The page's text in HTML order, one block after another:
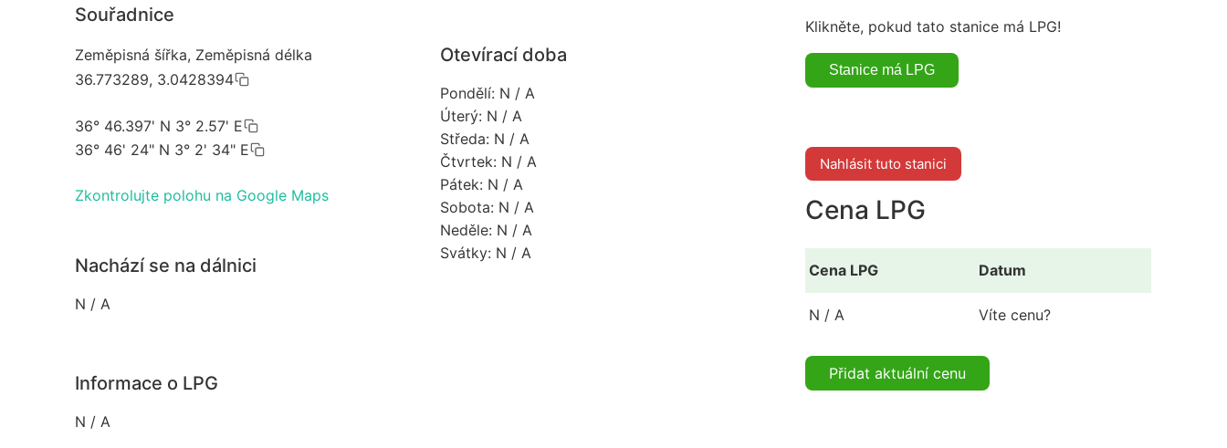
Souřadnice
Zeměpisná šířka, Zeměpisná délka
36.773289, 3.0428394
36° 46.397' N 3° 2.57' E
36° 46' 24" N 3° 2' 34" E
Zkontrolujte polohu na Google Maps
Nachází se na dálnici
N / A
Otevírací doba
Pondělí: N / A
Úterý: N / A
Středa: N / A
Čtvrtek: N / A
Pátek: N / A
Sobota: N / A
Neděle: N / A
Svátky: N / A
Informace o LPG
N / A
Klikněte, pokud tato stanice má LPG!
Nahlásit tuto stanici
Cena LPG
Cena LPG Datum
N / A Víte cenu?
Přidat aktuální cenu